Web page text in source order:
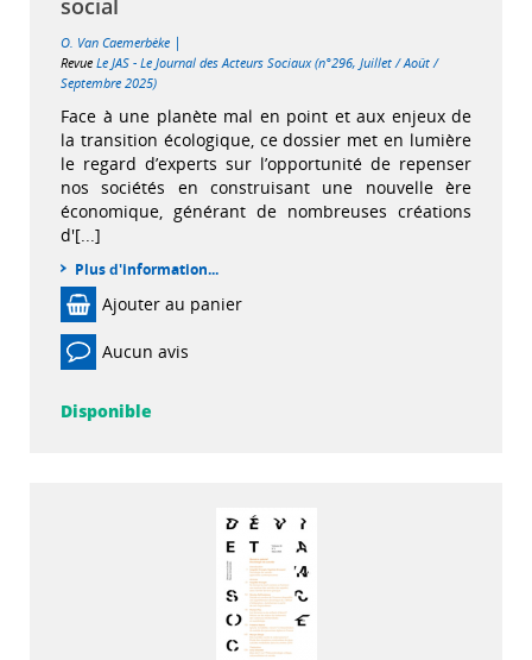
O. Van Caemerbèke |
Revue Le JAS - Le Journal des Acteurs Sociaux (n°296, Juillet / Août /
Septembre 2025)
Face à une planète mal en point et aux enjeux de
la transition écologique, ce dossier met en lumière
le regard d’experts sur l’opportunité de repenser
nos sociétés en construisant une nouvelle ère
économique, générant de nombreuses créations
d'[...]
Plus d'information...
Ajouter au panier
Aucun avis
Disponible